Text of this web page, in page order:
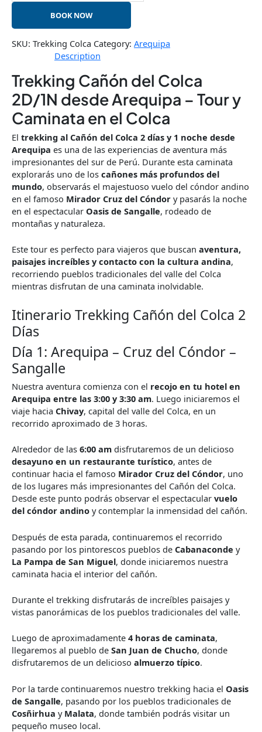
BOOK NOW
SKU: Trekking Colca Category: Arequipa
Description
Trekking Cañón del Colca
2D/1N desde Arequipa – Tour y
Caminata en el Colca
El trekking al Cañón del Colca 2 días y 1 noche desde
Arequipa es una de las experiencias de aventura más
impresionantes del sur de Perú. Durante esta caminata
explorarás uno de los cañones más profundos del
mundo, observarás el majestuoso vuelo del cóndor andino
en el famoso Mirador Cruz del Cóndor y pasarás la noche
en el espectacular Oasis de Sangalle, rodeado de
montañas y naturaleza.
Este tour es perfecto para viajeros que buscan aventura,
paisajes increíbles y contacto con la cultura andina,
recorriendo pueblos tradicionales del valle del Colca
mientras disfrutan de una caminata inolvidable.
Itinerario Trekking Cañón del Colca 2
Días
Día 1: Arequipa – Cruz del Cóndor –
Sangalle
Nuestra aventura comienza con el recojo en tu hotel en
Arequipa entre las 3:00 y 3:30 am. Luego iniciaremos el
viaje hacia Chivay, capital del valle del Colca, en un
recorrido aproximado de 3 horas.
Alrededor de las 6:00 am disfrutaremos de un delicioso
desayuno en un restaurante turístico, antes de
continuar hacia el famoso Mirador Cruz del Cóndor, uno
de los lugares más impresionantes del Cañón del Colca.
Desde este punto podrás observar el espectacular vuelo
del cóndor andino y contemplar la inmensidad del cañón.
Después de esta parada, continuaremos el recorrido
pasando por los pintorescos pueblos de Cabanaconde y
La Pampa de San Miguel, donde iniciaremos nuestra
caminata hacia el interior del cañón.
Durante el trekking disfrutarás de increíbles paisajes y
vistas panorámicas de los pueblos tradicionales del valle.
Luego de aproximadamente 4 horas de caminata,
llegaremos al pueblo de San Juan de Chucho, donde
disfrutaremos de un delicioso almuerzo típico.
Por la tarde continuaremos nuestro trekking hacia el Oasis
de Sangalle, pasando por los pueblos tradicionales de
Cosñirhua y Malata, donde también podrás visitar un
pequeño museo local.